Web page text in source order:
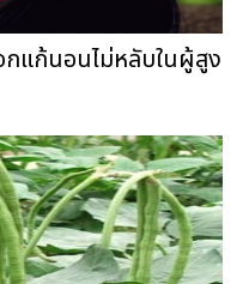
แก้นอนไม่หลับในผู้สูง